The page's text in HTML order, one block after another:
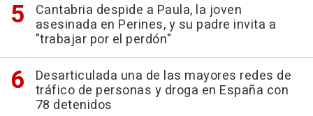
Cantabria despide a Paula, la joven
asesinada en Perines, y su padre invita a
"trabajar por el perdón"
Desarticulada una de las mayores redes de
tráfico de personas y droga en España con
78 detenidos